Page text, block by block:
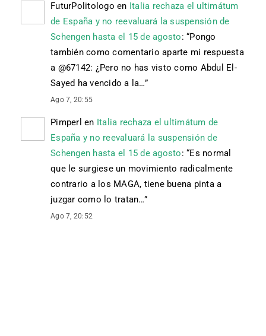
FuturPolitologo en Italia rechaza el ultimátum
de España y no reevaluará la suspensión de
Schengen hasta el 15 de agosto: “Pongo
también como comentario aparte mi respuesta
a @67142: ¿Pero no has visto como Abdul El-
Sayed ha vencido a la…”
Ago 7, 20:55
Pimperl en Italia rechaza el ultimátum de
España y no reevaluará la suspensión de
Schengen hasta el 15 de agosto: “Es normal
que le surgiese un movimiento radicalmente
contrario a los MAGA, tiene buena pinta a
juzgar como lo tratan…”
Ago 7, 20:52